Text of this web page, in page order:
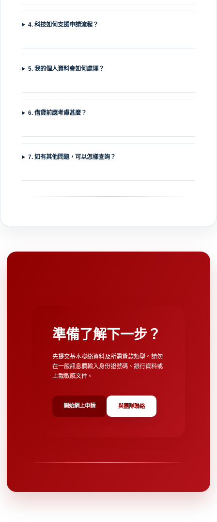
4. 科技如何支援申請流程？
5. 我的個人資料會如何處理？
6. 借貸前應考慮甚麼？
7. 如有其他問題，可以怎樣查詢？
準備了解下一步？
先提交基本聯絡資料及所需貸款類型。請勿
在一般訊息欄輸入身份證號碼、銀行資料或
上載敏感文件。
開始網上申請 與團隊聯絡